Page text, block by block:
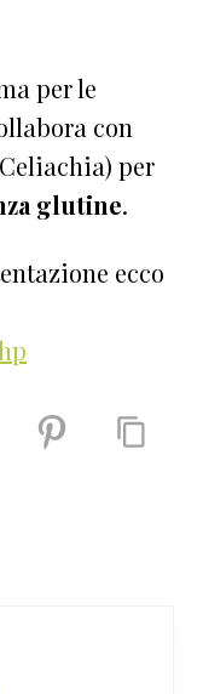
per le
con
per
glutine.
ecco